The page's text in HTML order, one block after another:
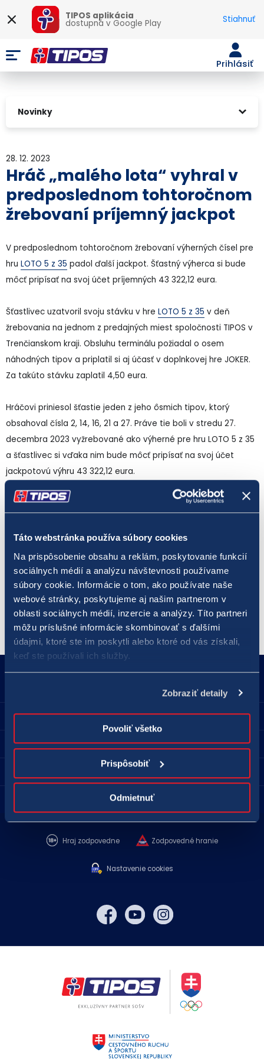
Táto webstránka používa súbory cookies
Na prispôsobenie obsahu a reklám, poskytovanie funkcií
sociálnych médií a analýzu návštevnosti používame
súbory cookie. Informácie o tom, ako používate naše
webové stránky, poskytujeme aj našim partnerom v
oblasti sociálnych médií, inzercie a analýzy. Títo partneri
môžu príslušné informácie skombinovať s ďalšími
údajmi, ktoré ste im poskytli alebo ktoré od vás získali,
keď ste používali ich služby.
Zobraziť detaily
Povoliť všetko
Prispôsobiť
Odmietnuť
TIPOS aplikácia
dostupná vGoogle Play Stiahnuť
Prihlásiť
Novinky
28. 12. 2023
Hráč „malého lota“ vyhral v
predposlednom tohtoročnom
žrebovaní príjemný jackpot
V predposlednom tohtoročnom žrebovaní výherných čísel pre
hru LOTO 5 z 35 padol ďalší jackpot. Šťastný výherca si bude
môcť pripísať na svoj účet príjemných 43 322,12 eura.
Šťastlivec uzatvoril svoju stávku v hre LOTO 5 z 35 v deň
žrebovania na jednom z predajných miest spoločnosti TIPOS v
Trenčianskom kraji. Obsluhu terminálu požiadal o osem
náhodných tipov a priplatil si aj účasť v doplnkovej hre JOKER.
Za takúto stávku zaplatil 4,50 eura.
Hráčovi priniesol šťastie jeden z jeho ôsmich tipov, ktorý
obsahoval čísla 2, 14, 16, 21 a 27. Práve tie boli v stredu 27.
decembra 2023 vyžrebované ako výherné pre hru LOTO 5 z 35
a šťastlivec si vďaka nim bude môcť pripísať na svoj účet
jackpotovú výhru 43 322,12 eura.
HraLOTO 5 z 35patrí medzi číselné lotérie s malým základným
eura. Zároveň ide o číselnú lotériu s najvyššou šancou na
získanie hlavnej výhry. Pravdepodobnosť výhry v prvom poradí
v hreLOTO 5 z 35je približne 1 : 324 000. Päť výherných čísel
pre „malé loto“ sa žrebuje dvakrát za týždeň - v stredu a v
nedeľu.
18177 podnety@tipos.sk
Spoločnosť TIPOS
Pre hráčov
Hraj zodpovedne Zodpovedné hranie
Nastavenie cookies